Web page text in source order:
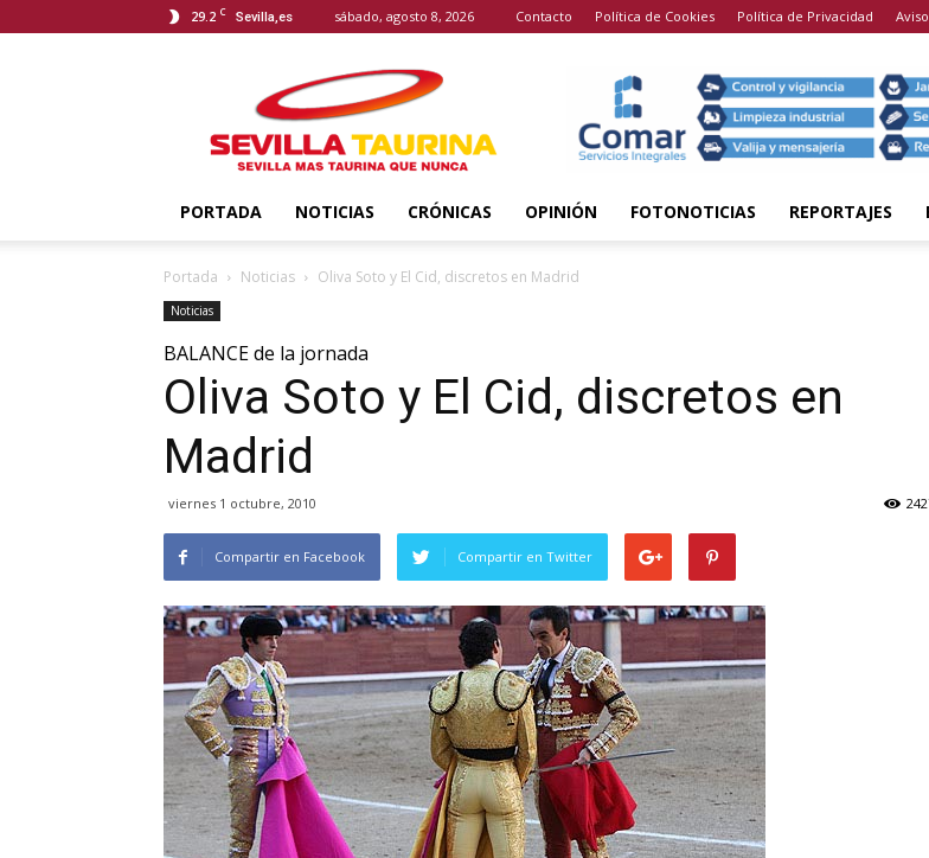
29.2 C Sevilla,es sábado, agosto 8, 2026 Contacto Política de Cookies Política de Privacidad
Taurina
PORTADA NOTICIAS CRÓNICAS OPINIÓN FOTONOTICIAS REPORTAJES
Portada Noticias Oliva Soto y El Cid, discretos en Madrid
Noticias
BALANCE de la jornada
Oliva Soto y El Cid, discretos en
Madrid
viernes 1 octubre, 2010
Compartir en Facebook Compartir en Twitter